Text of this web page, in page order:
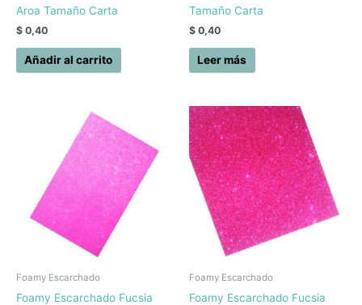
Aroa Tamaño Carta
$ 0,40
Añadir al carrito
Tamaño Carta
$ 0,40
Leer más
Foamy Escarchado
Foamy Escarchado Fucsia
Foamy Escarchado
Foamy Escarchado Fucsia